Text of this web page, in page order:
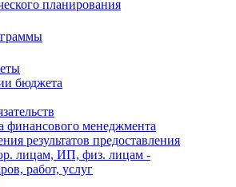
планирования
бюджета
финансового менеджмента
результатов предоставления
лицам, ИП, физ. лицам -
работ, услуг